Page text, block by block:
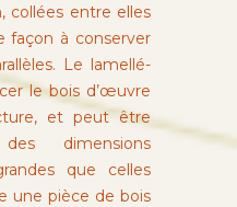
collées entre elles
façon à conserver
Le lamellé-
le bois d’œuvre
et peut être
dimensions
que celles
une pièce de bois